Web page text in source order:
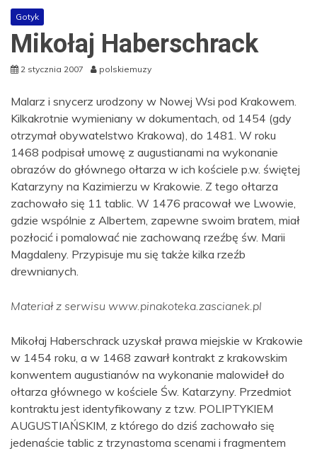
Gotyk
Mikołaj Haberschrack
2 stycznia 2007 polskiemuzy
Malarz i snycerz urodzony w Nowej Wsi pod Krakowem.
Kilkakrotnie wymieniany w dokumentach, od 1454 (gdy
otrzymał obywatelstwo Krakowa), do 1481. W roku
1468 podpisał umowę z augustianami na wykonanie
obrazów do głównego ołtarza w ich kościele p.w. świętej
Katarzyny na Kazimierzu w Krakowie. Z tego ołtarza
zachowało się 11 tablic. W 1476 pracował we Lwowie,
gdzie wspólnie z Albertem, zapewne swoim bratem, miał
pozłocić i pomalować nie zachowaną rzeźbę św. Marii
Magdaleny. Przypisuje mu się także kilka rzeźb
drewnianych.
Materiał z serwisu www.pinakoteka.zascianek.pl
Mikołaj Haberschrack uzyskał prawa miejskie w Krakowie
w 1454 roku, a w 1468 zawarł kontrakt z krakowskim
konwentem augustianów na wykonanie malowideł do
ołtarza głównego w kościele Św. Katarzyny. Przedmiot
kontraktu jest identyfikowany z tzw. POLIPTYKIEM
AUGUSTIAŃSKIM, z którego do dziś zachowało się
jedenaście tablic z trzynastoma scenami i fragmentem